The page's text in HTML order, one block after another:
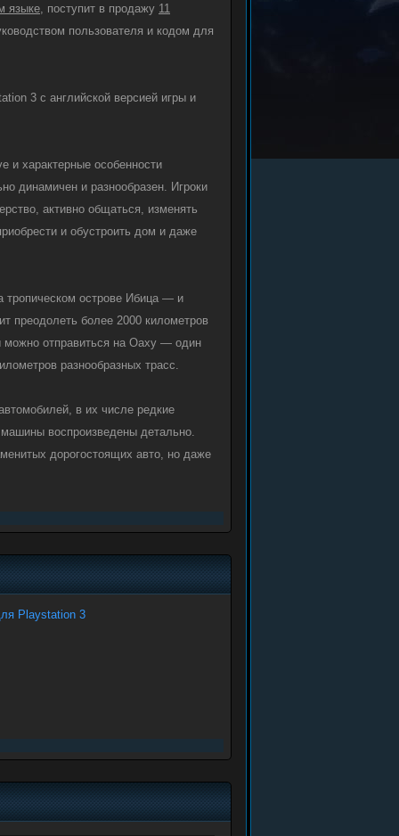
языке, поступит в продажу 11
пользователя и кодом для
3 с английской версией игры и
и характерные особенности
динамичен и разнообразен. Игроки
активно общаться, изменять
и обустроить дом и даже
тропическом острове Ибица — и
преодолеть более 2000 километров
можно отправиться на Оаху — один
разнообразных трасс.
в их числе редкие
воспроизведены детально.
дорогостоящих авто, но даже
Playstation 3